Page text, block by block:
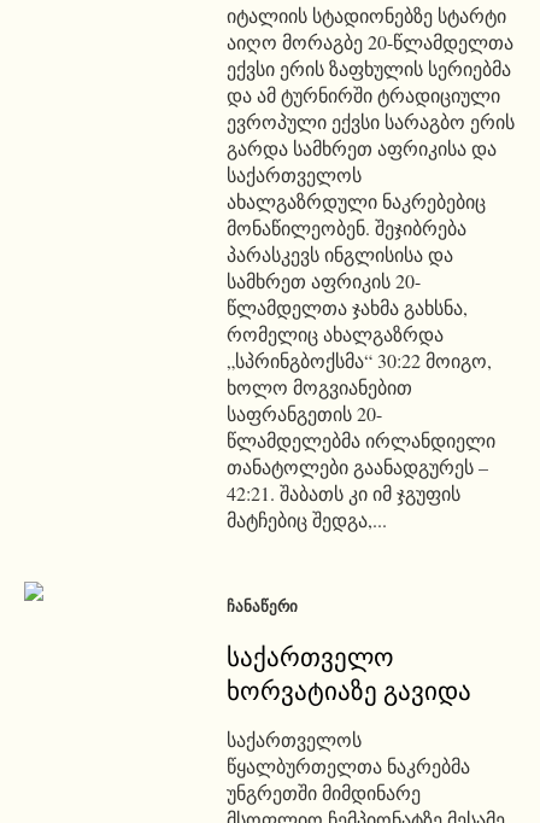
იტალიის სტადიონებზე სტარტი
აიღო მორაგბე 20-წლამდელთა
ექვსი ერის ზაფხულის სერიებმა
და ამ ტურნირში ტრადიციული
ევროპული ექვსი სარაგბო ერის
გარდა სამხრეთ აფრიკისა და
საქართველოს
ახალგაზრდული ნაკრებებიც
მონაწილეობენ. შეჯიბრება
პარასკევს ინგლისისა და
სამხრეთ აფრიკის 20-
წლამდელთა ჯახმა გახსნა,
რომელიც ახალგაზრდა
„სპრინგბოქსმა“ 30:22 მოიგო,
ხოლო მოგვიანებით
საფრანგეთის 20-
წლამდელებმა ირლანდიელი
თანატოლები გაანადგურეს –
42:21. შაბათს კი იმ ჯგუფის
მატჩებიც შედგა,...
ᲩᲐᲜᲐᲬᲔᲠᲘ
საქართველო
ხორვატიაზე გავიდა
საქართველოს
წყალბურთელთა ნაკრებმა
უნგრეთში მიმდინარე